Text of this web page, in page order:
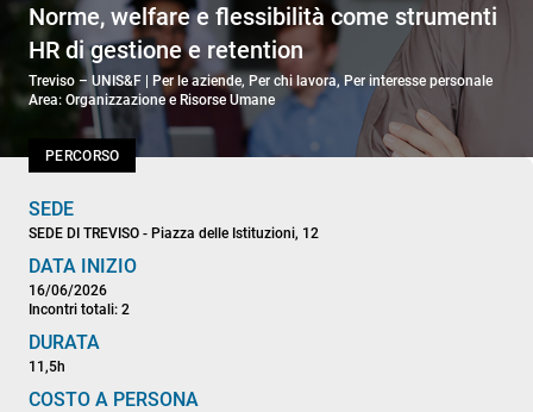
Norme, welfare e flessibilità come strumenti
HR di gestione e retention
Treviso – UNIS&F | Per le aziende, Per chi lavora, Per interesse personale
Area: Organizzazione e Risorse Umane
PERCORSO
SEDE
SEDE DI TREVISO - Piazza delle Istituzioni, 12
DATA INIZIO
16/06/2026
Incontri totali: 2
DURATA
11,5h
COSTO A PERSONA